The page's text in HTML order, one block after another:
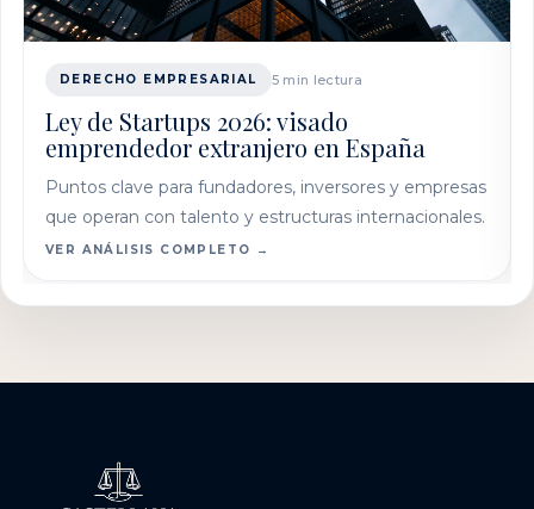
DERECHO EMPRESARIAL 5 min lectura
Ley de Startups 2026: visado
emprendedor extranjero en España
Puntos clave para fundadores, inversores y empresas
que operan con talento y estructuras internacionales.
VER ANÁLISIS COMPLETO →